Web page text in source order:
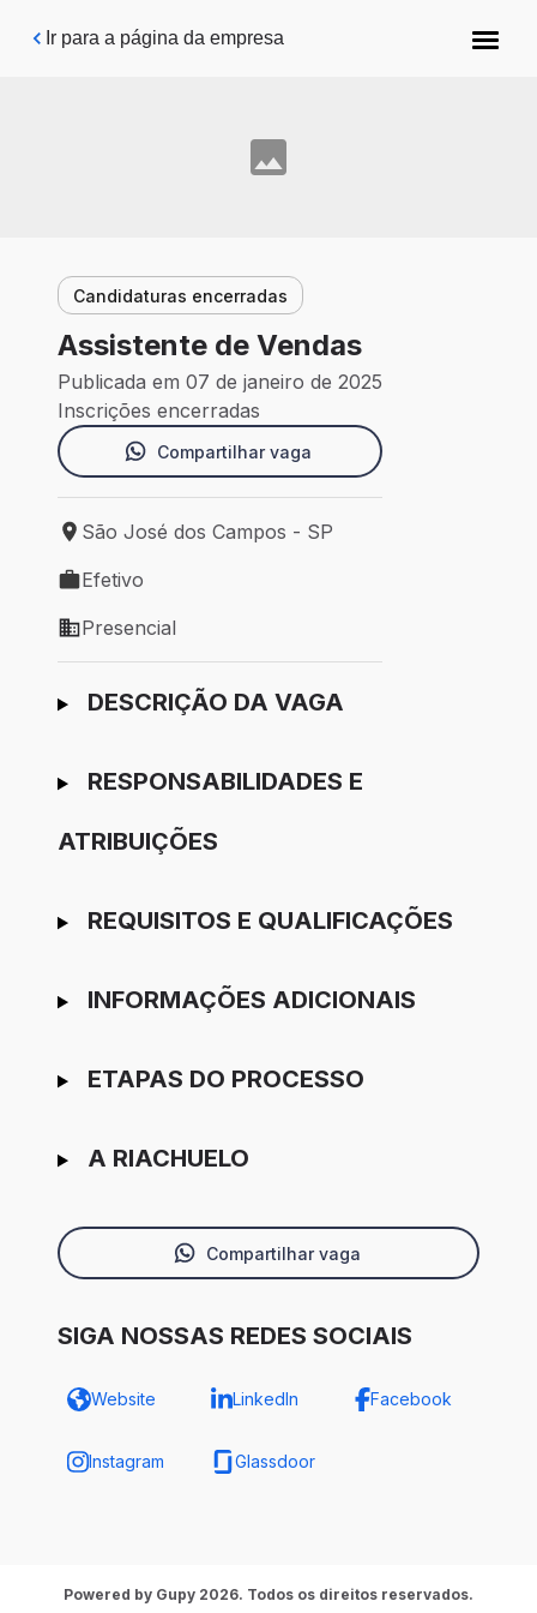
Pular para o conteúdo principal
Ir para a página da empresa
Candidaturas encerradas
Assistente de Vendas
Publicada em 07 de janeiro de 2025
Inscrições encerradas
Compartilhar vaga
Local de trabalho: São José dos Campos - SP
São José dos Campos - SP
Tipo de vaga: Efetivo
Efetivo
Modelo de trabalho: Presencial
Presencial
Ir para candidatura
DESCRIÇÃO DA VAGA
RESPONSABILIDADES E
ATRIBUIÇÕES
REQUISITOS E QUALIFICAÇÕES
INFORMAÇÕES ADICIONAIS
ETAPAS DO PROCESSO
A RIACHUELO
Compartilhar vaga
SIGA NOSSAS REDES SOCIAIS
Website LinkedIn Facebook
Instagram Glassdoor
Powered by Gupy 2026. Todos os direitos reservados.